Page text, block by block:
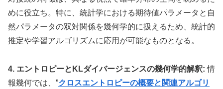
めに役立ち。特に、統計学における期待値パラメータと自
然パラメータの双対関係を幾何学的に扱えるため、統計的
推定や学習アルゴリズムに応用が可能なものとなる。
4. エントロピーとKLダイバージェンスの幾何学的解釈: 情
報幾何では、”クロスエントロピーの概要と関連アルゴリ